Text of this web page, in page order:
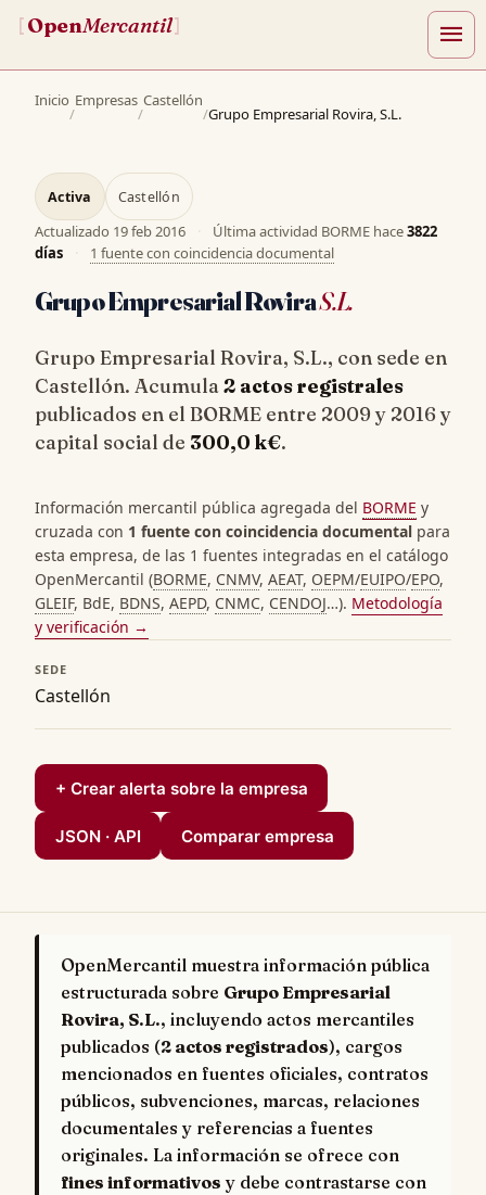
[OpenMercantil] menu
Inicio
/
Empresas
/
Castellón
/Grupo Empresarial Rovira, S.L.
Activa Castellón
Actualizado 19 feb 2016 · Última actividad BORME hace3822
días
· 1 fuente con coincidencia documental
Grupo Empresarial RoviraS.L.
Grupo Empresarial Rovira, S.L., con sede en
Castellón. Acumula2 actos registrales
publicados en el BORME entre 2009 y 2016 y
capital social de 300,0 k€.
Información mercantil pública agregada del BORME y
cruzada con 1 fuente con coincidencia documental para
esta empresa, de las 1 fuentes integradas en el catálogo
OpenMercantil (BORME, CNMV, AEAT, OEPM/EUIPO/EPO,
GLEIF, BdE, BDNS, AEPD, CNMC, CENDOJ…). Metodología
y verificación →
SEDE
Castellón
+ Crear alerta sobre la empresa
JSON · API Comparar empresa
OpenMercantil muestra información pública
estructurada sobre Grupo Empresarial
Rovira, S.L., incluyendo actos mercantiles
publicados (2 actos registrados), cargos
mencionados en fuentes oficiales, contratos
públicos, subvenciones, marcas, relaciones
documentales y referencias a fuentes
originales. La información se ofrece con
fines informativos y debe contrastarse con